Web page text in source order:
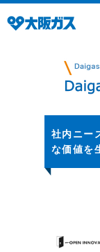
社内ニー
な価値を